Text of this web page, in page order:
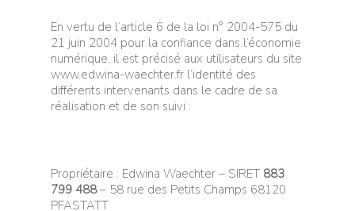
En vertu de l’article 6 de la loi n° 2004-575 du
21 juin 2004 pour la confiance dans l’économie
numérique, il est précisé aux utilisateurs du site
www.edwina-waechter.fr l’identité des
différents intervenants dans le cadre de sa
réalisation et de son suivi :
Propriétaire : Edwina Waechter – SIRET 883
799 488– 58 rue des Petits Champs 68120
PFASTATT